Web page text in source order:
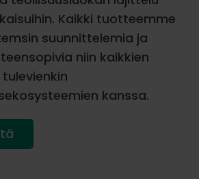
Kaikki tuotteemme
suunnittelemia ja
niin kaikkien
kanssa.